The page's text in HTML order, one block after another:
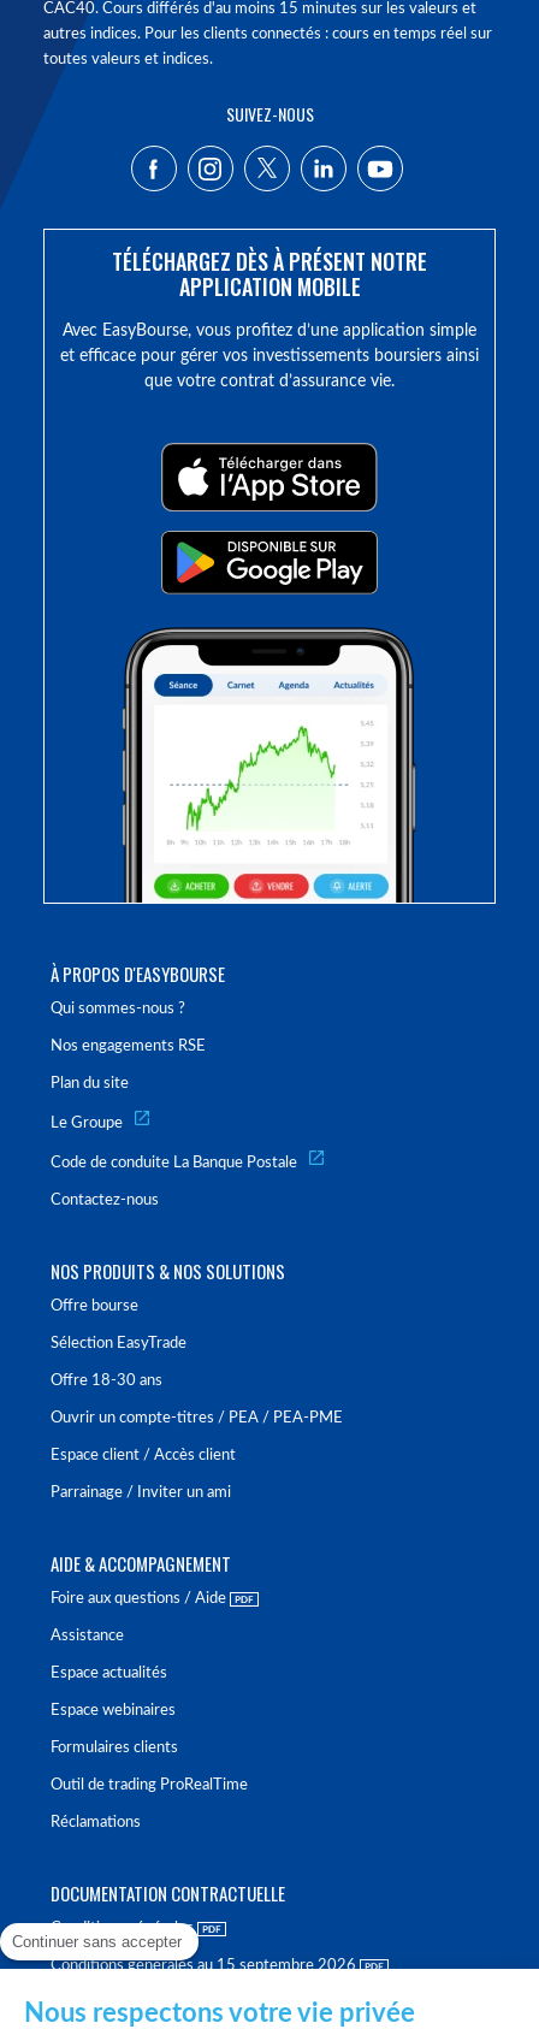
À PROPOS D'EASYBOURSE
Qui sommes-nous ?
Nos engagements RSE
Plan du site
Le Groupe
Code de conduite La Banque Postale
Contactez-nous
NOS PRODUITS & NOS SOLUTIONS
Offre bourse
Sélection EasyTrade
Offre 18-30 ans
Ouvrir un compte-titres / PEA / PEA-PME
Espace client / Accès client
Parrainage / Inviter un ami
AIDE & ACCOMPAGNEMENT
Foire aux questions / Aide
Assistance
Espace actualités
Espace webinaires
Formulaires clients
Outil de trading ProRealTime
Réclamations
DOCUMENTATION CONTRACTUELLE
Conditions générales
Conditions générales au 15 septembre 2026
CAC40. Cours différés d'au moins 15 minutes sur les valeurs et
autres indices. Pour les clients connectés : cours en temps réel sur
toutes valeurs et indices.
SUIVEZ-NOUS
TÉLÉCHARGEZ DÈS À PRÉSENT NOTRE
APPLICATION MOBILE
Avec EasyBourse, vous profitez d’une application simple
et efficace pour gérer vos investissements boursiers ainsi
que votre contrat d’assurance vie.
Continuer sans accepter
Nous respectons votre vie privée